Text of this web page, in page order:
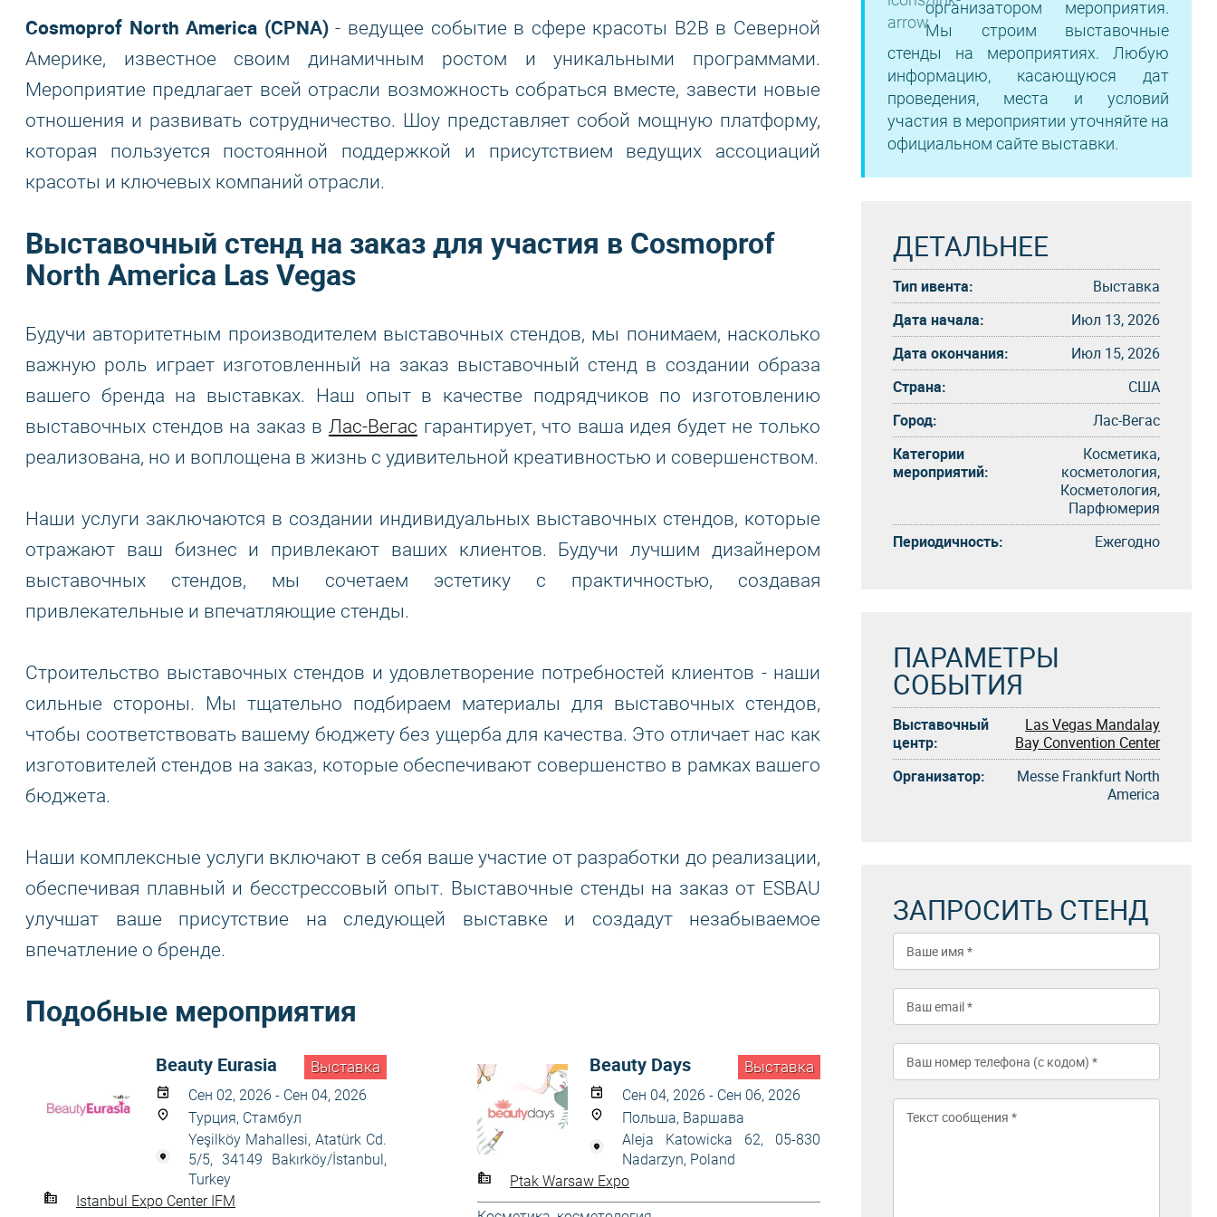
Cosmoprof North America (CPNA)- ведущее событие в сфере красоты B2B в Северной
Америке, известное своим динамичным ростом и уникальными программами.
Мероприятие предлагает всей отрасли возможность собраться вместе, завести новые
отношения и развивать сотрудничество. Шоу представляет собой мощную платформу,
которая пользуется постоянной поддержкой и присутствием ведущих ассоциаций
красоты и ключевых компаний отрасли.
Выставочный стенд на заказ для участия в Cosmoprof
North America Las Vegas
Будучи авторитетным производителем выставочных стендов, мы понимаем, насколько
важную роль играет изготовленный на заказ выставочный стенд в создании образа
вашего бренда на выставках. Наш опыт в качестве подрядчиков по изготовлению
выставочных стендов на заказ в Лас-Вегас гарантирует, что ваша идея будет не только
реализована, но и воплощена в жизнь с удивительной креативностью и совершенством.
Наши услуги заключаются в создании индивидуальных выставочных стендов, которые
отражают ваш бизнес и привлекают ваших клиентов. Будучи лучшим дизайнером
выставочных стендов, мы сочетаем эстетику с практичностью, создавая
привлекательные и впечатляющие стенды.
Строительство выставочных стендов и удовлетворение потребностей клиентов - наши
сильные стороны. Мы тщательно подбираем материалы для выставочных стендов,
чтобы соответствовать вашему бюджету без ущерба для качества. Это отличает нас как
изготовителей стендов на заказ, которые обеспечивают совершенство в рамках вашего
бюджета.
Наши комплексные услуги включают в себя ваше участие от разработки до реализации,
обеспечивая плавный и бесстрессовый опыт. Выставочные стенды на заказ от ESBAU
улучшат ваше присутствие на следующей выставке и создадут незабываемое
впечатление о бренде.
Подобные мероприятия
Выставка
Beauty Eurasia
Сен 02, 2026 - Сен 04, 2026
Турция, Стамбул
Yeşilköy Mahallesi, Atatürk Cd.
5/5, 34149 Bakırköy/İstanbul,
Turkey
Istanbul Expo Center IFM
Выставка
Beauty Days
Сен 04, 2026 - Сен 06, 2026
Польша, Варшава
Aleja Katowicka 62, 05-830
Nadarzyn, Poland
Ptak Warsaw Expo
организатором мероприятия.
Мы строим выставочные
стенды на мероприятиях. Любую
информацию, касающуюся дат
проведения, места и условий
участия в мероприятии уточняйте на
официальном сайте выставки.
ДЕТАЛЬНЕЕ
Тип ивента:
Выставка
Дата начала:
Июл 13, 2026
Дата окончания:
Июл 15, 2026
Страна:
США
Город:
Лас-Вегас
Категории
мероприятий:
Косметика,
косметология,
Косметология,
Парфюмерия
Периодичность:
Eжегоднo
ПАРАМЕТРЫ
СОБЫТИЯ
Выставочный
центр:
Las Vegas Mandalay
Bay Convention Center
Организатор:
Messe Frankfurt North
America
ЗАПРОСИТЬ СТЕНД